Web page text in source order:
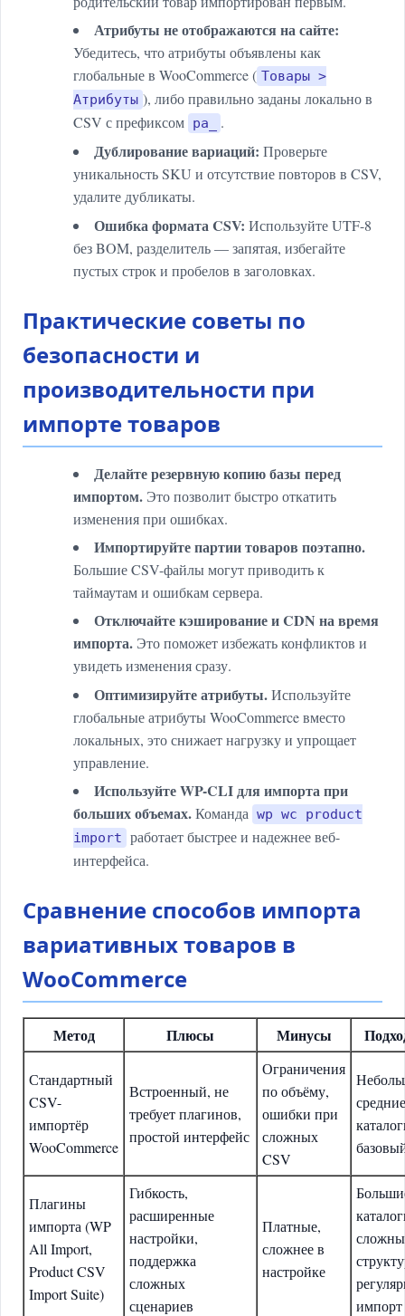
Атрибуты не отображаются на сайте:
Убедитесь, что атрибуты объявлены как
глобальные в WooCommerce ( Товары >
Атрибуты ), либо правильно заданы локально в
CSV с префиксом pa_ .
Дублирование вариаций: Проверьте
уникальность SKU и отсутствие повторов в CSV,
удалите дубликаты.
Ошибка формата CSV: Используйте UTF-8
без BOM, разделитель — запятая, избегайте
пустых строк и пробелов в заголовках.
Практические советы по
безопасности и
производительности при
импорте товаров
Делайте резервную копию базы перед
импортом. Это позволит быстро откатить
изменения при ошибках.
Импортируйте партии товаров поэтапно.
Большие CSV-файлы могут приводить к
таймаутам и ошибкам сервера.
Отключайте кэширование и CDN на время
импорта. Это поможет избежать конфликтов и
увидеть изменения сразу.
Оптимизируйте атрибуты.Используйте
глобальные атрибуты WooCommerce вместо
локальных, это снижает нагрузку и упрощает
управление.
Используйте WP-CLI для импорта при
больших объемах.Команда wp wc product
import работает быстрее и надежнее веб-
интерфейса.
Сравнение способов импорта
вариативных товаров в
WooCommerce
Метод Плюсы Минусы
Стандартный
CSV-
импортёр
WooCommerce
Встроенный, не
требует плагинов,
простой интерфейс
Ограничения
по объёму,
ошибки при
сложных
CSV
средние
Плагины
импорта (WP
All Import,
Product CSV
Import Suite)
Гибкость,
расширенные
настройки,
поддержка
сложных
сценариев
Платные,
сложнее в
настройке
импорт